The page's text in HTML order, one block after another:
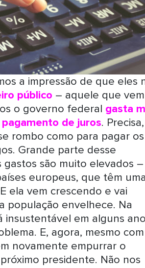
a impressão de que eles
público – aquele que vem
o governo federal gasta
pagamento de juros. Precisa,
rombo como para pagar os
Grande parte desse
são muito elevados –
europeus, que têm uma
ela vem crescendo e vai
população envelhece. Na
em alguns
E, agora, mesmo
novamente empurrar o
presidente. Não nos